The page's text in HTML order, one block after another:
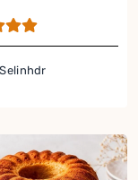
Selinhdr